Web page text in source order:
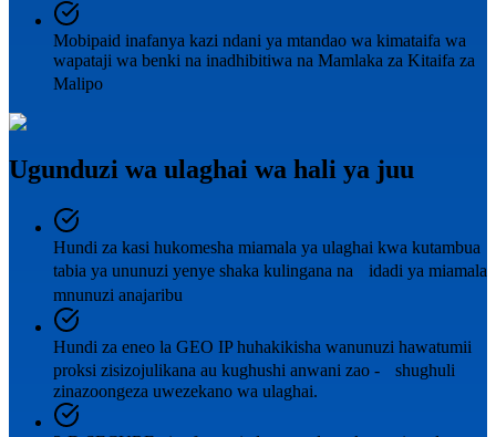
Mobipaid inafanya kazi ndani ya mtandao wa kimataifa wa
wapataji wa benki na inadhibitiwa na Mamlaka za Kitaifa za
Malipo
Ugunduzi wa ulaghai wa hali ya juu
Hundi za kasi hukomesha miamala ya ulaghai kwa kutambua
tabia ya ununuzi yenye shaka kulingana na idadi ya miamala
mnunuzi anajaribu
Hundi za eneo la GEO IP huhakikisha wanunuzi hawatumii
proksi zisizojulikana au kughushi anwani zao - shughuli
zinazoongeza uwezekano wa ulaghai.